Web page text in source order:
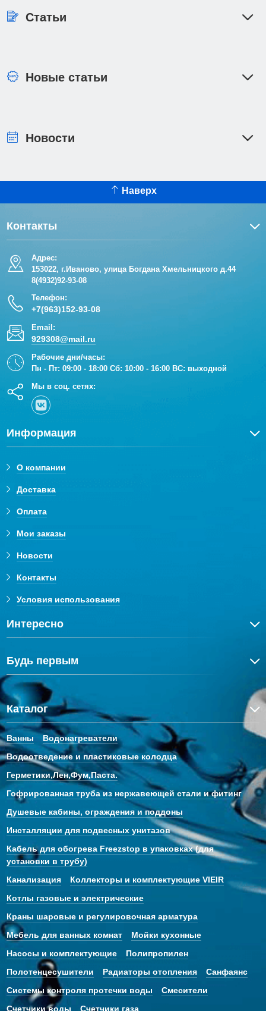
Статьи
Новые статьи
Новости
Наверх
Контакты
Адрес:
153022, г.Иваново, улица Богдана Хмельницкого д.44
8(4932)92-93-08
Телефон:
+7(963)152-93-08
Email:
929308@mail.ru
Рабочие дни/часы:
Пн - Пт: 09:00 - 18:00 Сб: 10:00 - 16:00 ВС: выходной
Мы в соц. сетях:
Информация
О компании
Доставка
Оплата
Мои заказы
Новости
Контакты
Условия использования
Интересно
Будь первым
Каталог
Ванны
Водонагреватели
Водоотведение и пластиковые колодца
Герметики,Лен,Фум,Паста.
Гофрированная труба из нержавеющей стали и фитинг
Душевые кабины, ограждения и поддоны
Инсталляции для подвесных унитазов
Кабель для обогрева Freezstop в упаковках (для
установки в трубу)
Канализация
Коллекторы и комплектующие VIEIR
Котлы газовые и электрические
Краны шаровые и регулировочная арматура
Мебель для ванных комнат
Мойки кухонные
Насосы и комплектующие
Полипропилен
Полотенцесушители
Радиаторы отопления
Санфаянс
Системы контроля протечки воды
Смесители
Счетчики воды
Счетчики газа